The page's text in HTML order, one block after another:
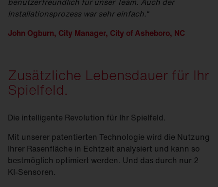
Installationsprozess war sehr einfach.“
John Ogburn, City Manager, City of Asheboro, NC
Zusätzliche Lebensdauer für Ihr
Spielfeld.
Die intelligente Revolution für Ihr Spielfeld.
Mit unserer patentierten Technologie wird die Nutzung
Ihrer Rasenfläche in Echtzeit analysiert und kann so
bestmöglich optimiert werden. Und das durch nur 2
KI-Sensoren.